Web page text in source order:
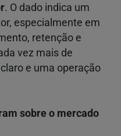
. O dado indica um
especialmente em
retenção e
vez mais de
e uma operação
sobre o mercado